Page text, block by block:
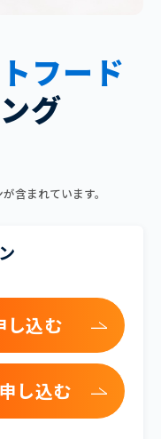
フード
グ
含まれています。
し込む
し込む